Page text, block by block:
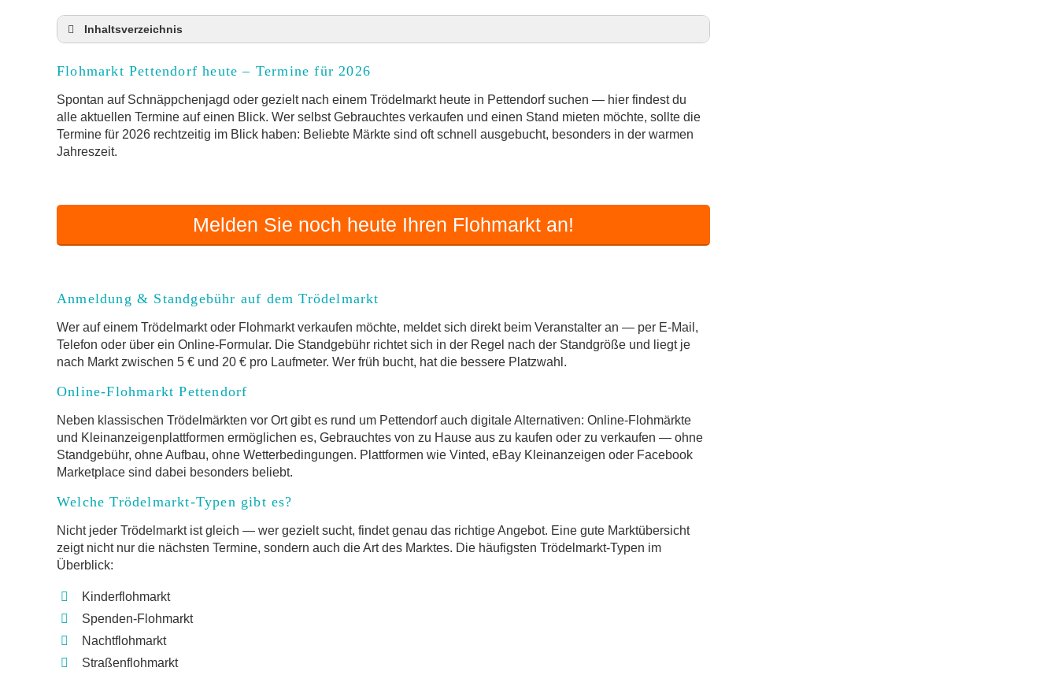
Inhaltsverzeichnis
Anmeldung & Standgebühr auf dem Trödelmarkt
Online-Flohmarkt Pettendorf
Welche Trödelmarkt-Typen gibt es?
Aktuelle Flohmarkt-Termine für Pettendorf und Umgebung
FAQ: Flohmarkt Pettendorf
Flohmarkt-Termin melden
Flohmarkt Pettendorf heute – Termine für 2026
Spontan auf Schnäppchenjagd oder gezielt nach einem Trödelmarkt heute in Pettendorf suchen — hier findest du
alle aktuellen Termine auf einen Blick. Wer selbst Gebrauchtes verkaufen und einen Stand mieten möchte, sollte die
Termine für 2026 rechtzeitig im Blick haben: Beliebte Märkte sind oft schnell ausgebucht, besonders in der warmen
Jahreszeit.
Melden Sie noch heute Ihren Flohmarkt an!
Anmeldung & Standgebühr auf dem Trödelmarkt
Wer auf einem Trödelmarkt oder Flohmarkt verkaufen möchte, meldet sich direkt beim Veranstalter an — per E-Mail,
Telefon oder über ein Online-Formular. Die Standgebühr richtet sich in der Regel nach der Standgröße und liegt je
nach Markt zwischen 5 € und 20 € pro Laufmeter. Wer früh bucht, hat die bessere Platzwahl.
Online-Flohmarkt Pettendorf
Neben klassischen Trödelmärkten vor Ort gibt es rund um Pettendorf auch digitale Alternativen: Online-Flohmärkte
und Kleinanzeigenplattformen ermöglichen es, Gebrauchtes von zu Hause aus zu kaufen oder zu verkaufen — ohne
Standgebühr, ohne Aufbau, ohne Wetterbedingungen. Plattformen wie Vinted, eBay Kleinanzeigen oder Facebook
Marketplace sind dabei besonders beliebt.
Welche Trödelmarkt-Typen gibt es?
Nicht jeder Trödelmarkt ist gleich — wer gezielt sucht, findet genau das richtige Angebot. Eine gute Marktübersicht
zeigt nicht nur die nächsten Termine, sondern auch die Art des Marktes. Die häufigsten Trödelmarkt-Typen im
Überblick:
Kinderflohmarkt
Spenden-Flohmarkt
Nachtflohmarkt
Straßenflohmarkt